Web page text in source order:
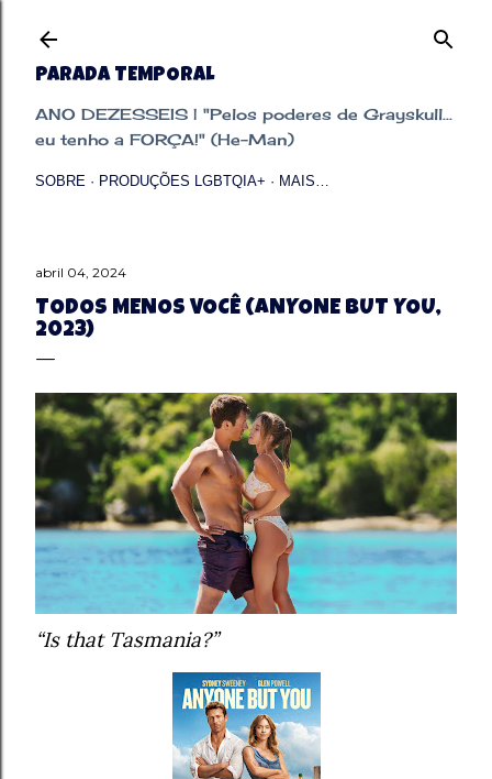
PARADA TEMPORAL
ANO DEZESSEIS | "Pelos poderes de Grayskull...
eu tenho a FORÇA!" (He-Man)
SOBRE PRODUÇÕES LGBTQIA+ MAIS…
abril 04, 2024
TODOS MENOS VOCÊ (ANYONE BUT YOU,
2023)
“Is that Tasmania?”